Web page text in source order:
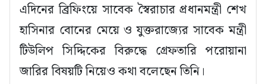
এদিনের ব্রিফিংয়ে সাবেক স্বৈরাচার প্রধানমন্ত্রী শেখ
হাসিনার বোনের মেয়ে ও যুক্তরাজ্যের সাবেক মন্ত্রী
টিউলিপ সিদ্দিকের বিরুদ্ধে গ্রেফতারি পরোয়ানা
জারির বিষয়টি নিয়েও কথা বলেছেন তিনি।